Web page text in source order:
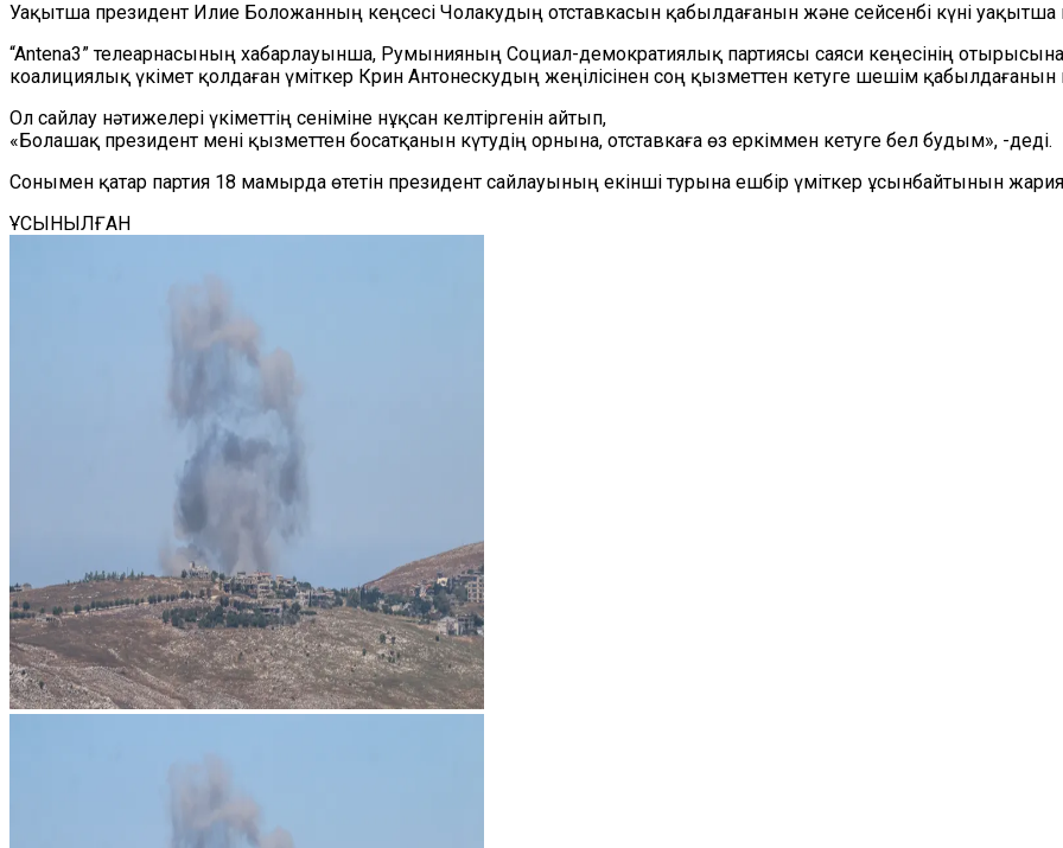
Уақытша президент Илие Боложанның кеңсесі Чолакудың отставкасын қабылдағанын және сейсенбі күні
“Antena3” телеарнасының хабарлауынша, Румынияның Социал-демократиялық партиясы саяси кеңесінің
коалициялық үкімет қолдаған үміткер Крин Антонескудың жеңілісінен соң қызметтен кетуге шешім қабылдағанын
Ол сайлау нәтижелері үкіметтің сеніміне нұқсан келтіргенін айтып,
«Болашақ президент мені қызметтен босатқанын күтудің орнына, отставкаға өз еркіммен кетуге бел будым», -деді.
Сонымен қатар партия 18 мамырда өтетін президент сайлауының екінші турына ешбір үміткер ұсынбайтынын
ҰСЫНЫЛҒАН